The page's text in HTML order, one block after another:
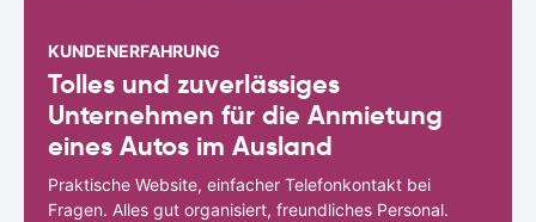
KUNDENERFAHRUNG
Tolles und zuverlässiges
Unternehmen für die Anmietung
eines Autos im Ausland
Praktische Website, einfacher Telefonkontakt bei
Fragen. Alles gut organisiert, freundliches Personal.